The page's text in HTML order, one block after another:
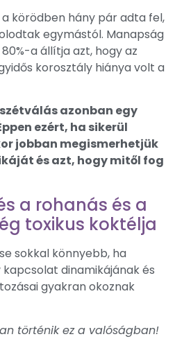
körödben hány pár adta fel,
egymástól. Manapság
a állítja azt, hogy az
korosztály hiánya volt a
azonban egy
ezért, ha sikerül
jobban megismerhetjük
és azt, hogy mitől fog
a rohanás és a
toxikus koktélja
sokkal könnyebb, ha
dinamikájának és
gyakran okoznak
történik ez a valóságban!